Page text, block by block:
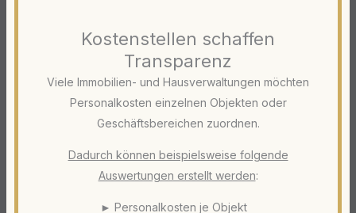
Kostenstellen schaffen
Transparenz
Viele Immobilien- und Hausverwaltungen möchten
Personalkosten einzelnen Objekten oder
Geschäftsbereichen zuordnen.
Dadurch können beispielsweise folgende
Auswertungen erstellt werden:
► Personalkosten je Objekt